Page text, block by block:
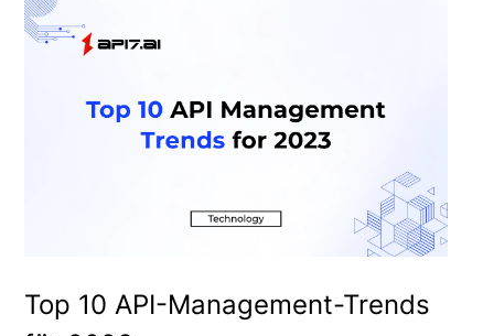
Top 10 API-Management-Trends